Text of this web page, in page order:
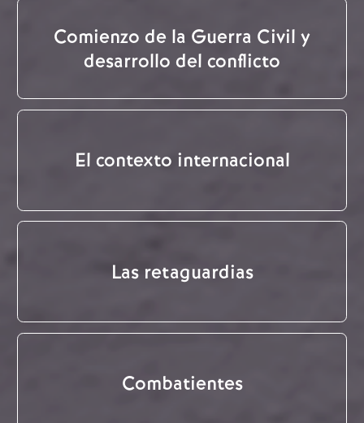
Comienzo de la Guerra Civil y
desarrollo del conflicto
El contexto internacional
Las retaguardias
Combatientes